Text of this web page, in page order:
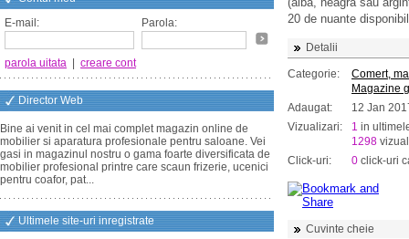
E-mail:
Parola:
parola uitata creare cont
Director Web
Bine ai venit in cel mai complet magazin online de
mobilier si aparatura profesionale pentru saloane. Vei
gasi in magazinul nostru o gama foarte diversificata de
mobilier profesional printre care scaun frizerie, ucenici
pentru coafor, pat...
Ultimele site-uri inregistrate
20 de nuante
Detalii
Categorie:
Comert,
Magazine
Adaugat:
12 Jan
Vizualizari:
1 in
1298
Click-uri:
0 click-uri
Cuvinte cheie